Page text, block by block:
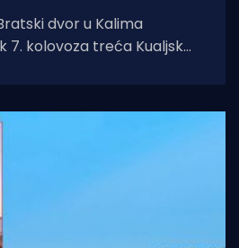
dvor u Kalima
7. kolovoza treća Kualjska